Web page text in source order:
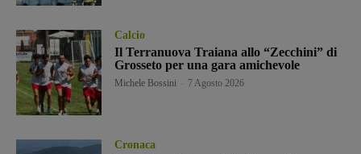
Calcio
Il Terranuova Traiana allo “Zecchini” di
Grosseto per una gara amichevole
Michele Bossini 7 Agosto 2026
Cronaca